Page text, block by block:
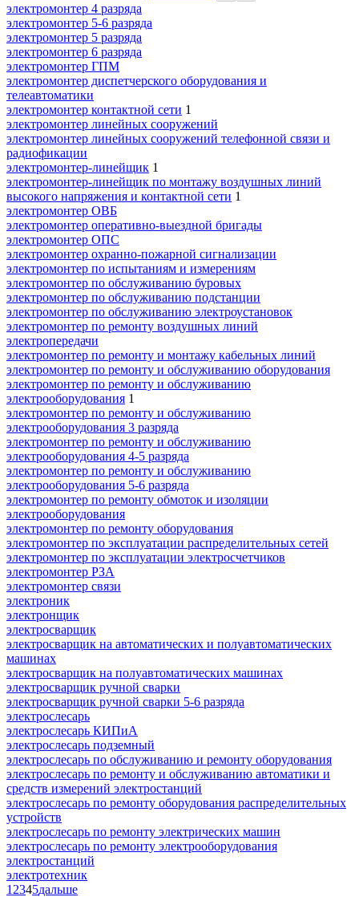
электромонтер 4 разряда
электромонтер 5-6 разряда
электромонтер 5 разряда
электромонтер 6 разряда
электромонтер ГПМ
электромонтер диспетчерского оборудования и
телеавтоматики
электромонтер контактной сети 1
электромонтер линейных сооружений
электромонтер линейных сооружений телефонной связи и
радиофикации
электромонтер-линейщик 1
электромонтер-линейщик по монтажу воздушных линий
высокого напряжения и контактной сети 1
электромонтер ОВБ
электромонтер оперативно-выездной бригады
электромонтер ОПС
электромонтер охранно-пожарной сигнализации
электромонтер по испытаниям и измерениям
электромонтер по обслуживанию буровых
электромонтер по обслуживанию подстанции
электромонтер по обслуживанию электроустановок
электромонтер по ремонту воздушных линий
электропередачи
электромонтер по ремонту и монтажу кабельных линий
электромонтер по ремонту и обслуживанию оборудования
электромонтер по ремонту и обслуживанию
электрооборудования 1
электромонтер по ремонту и обслуживанию
электрооборудования 3 разряда
электромонтер по ремонту и обслуживанию
электрооборудования 4-5 разряда
электромонтер по ремонту и обслуживанию
электрооборудования 5-6 разряда
электромонтер по ремонту обмоток и изоляции
электрооборудования
электромонтер по ремонту оборудования
электромонтер по эксплуатации распределительных сетей
электромонтер по эксплуатации электросчетчиков
электромонтер РЗА
электромонтер связи
электроник
электронщик
электросварщик
электросварщик на автоматических и полуавтоматических
машинах
электросварщик на полуавтоматических машинах
электросварщик ручной сварки
электросварщик ручной сварки 5-6 разряда
электрослесарь
электрослесарь КИПиА
электрослесарь подземный
электрослесарь по обслуживанию и ремонту оборудования
электрослесарь по ремонту и обслуживанию автоматики и
средств измерений электростанций
электрослесарь по ремонту оборудования распределительных
устройств
электрослесарь по ремонту электрических машин
электрослесарь по ремонту электрооборудования
электростанций
электротехник
1 2345дальше